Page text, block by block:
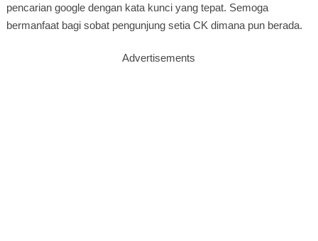
pencarian google dengan kata kunci yang tepat. Semoga
bermanfaat bagi sobat pengunjung setia CK dimana pun berada.
Advertisements